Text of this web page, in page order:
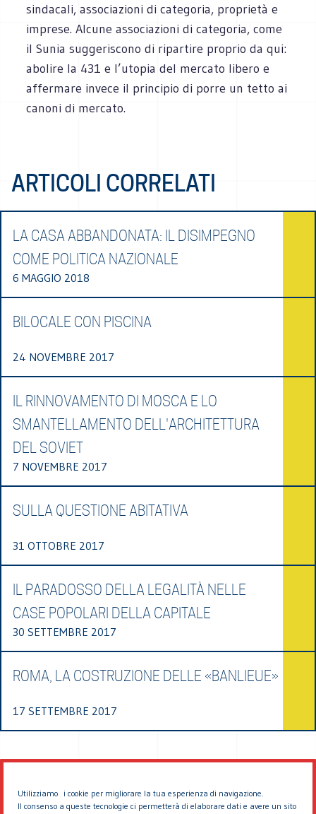
Utilizziamo i cookie per migliorare la tua esperienza di navigazione.
Il consenso a queste tecnologie ci permetterà di elaborare dati e avere un sito
sindacali, associazioni di categoria, proprietà e
imprese. Alcune associazioni di categoria, come
il Sunia suggeriscono di ripartire proprio da qui:
abolire la 431 e l’utopia del mercato libero e
affermare invece il principio di porre un tetto ai
canoni di mercato.
ARTICOLI CORRELATI
LA CASA ABBANDONATA: IL DISIMPEGNO
COME POLITICA NAZIONALE
6 MAGGIO 2018
BILOCALE CON PISCINA
24 NOVEMBRE 2017
IL RINNOVAMENTO DI MOSCA E LO
SMANTELLAMENTO DELL'ARCHITETTURA
DEL SOVIET
7 NOVEMBRE 2017
SULLA QUESTIONE ABITATIVA
31 OTTOBRE 2017
IL PARADOSSO DELLA LEGALITÀ NELLE
CASE POPOLARI DELLA CAPITALE
30 SETTEMBRE 2017
ROMA, LA COSTRUZIONE DELLE «BANLIEUE»
17 SETTEMBRE 2017